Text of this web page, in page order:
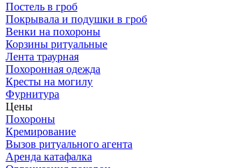
Постель в гроб
Покрывала и подушки в гроб
Венки на похороны
Корзины ритуальные
Лента траурная
Похоронная одежда
Кресты на могилу
Фурнитура
Цены
Похороны
Кремирование
Вызов ритуального агента
Аренда катафалка